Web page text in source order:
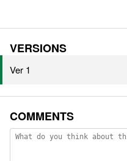
VERSIONS
Ver 1
COMMENTS